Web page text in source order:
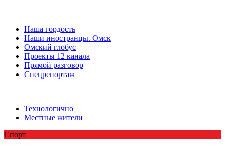
Наша гордость
Наши иностранцы. Омск
Омский глобус
Проекты 12 канала
Прямой разговор
Спецрепортаж
Технологично
Местные жители
Спорт